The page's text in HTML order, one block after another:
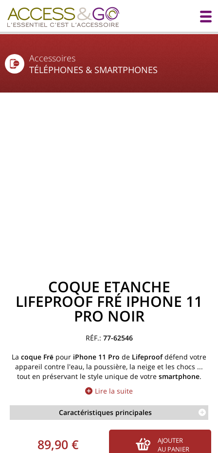
Accessoires
TÉLÉPHONES & SMARTPHONES
COQUE ETANCHE
LIFEPROOF FRÉ IPHONE 11
PRO NOIR
77-62546
La coque Frē pour iPhone 11 Pro de Lifeproofdéfend votre
appareil contre l'eau, la poussière, la neige et les chocs ...
tout en préservant le style unique de votre smartphone.
Lire la suite
Caractéristiques principales
89,90 €
AJOUTER
AU PANIER